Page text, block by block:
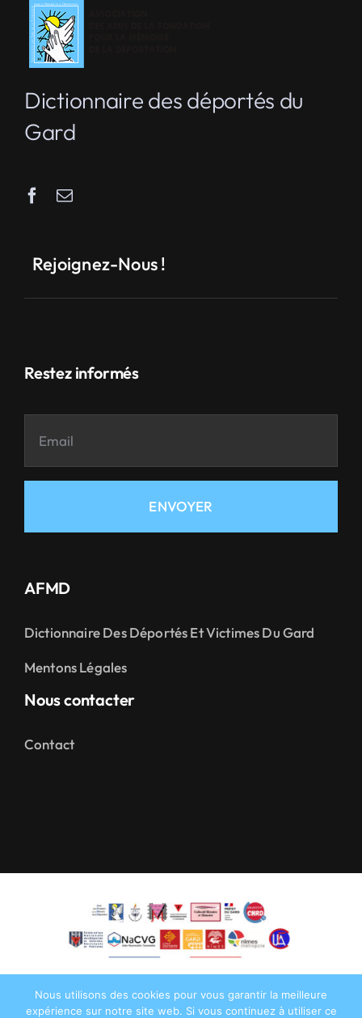
Dictionnaire des déportés du
Gard
Rejoignez-Nous !
Restez informés
ENVOYER
AFMD
Dictionnaire Des Déportés Et Victimes Du Gard
Mentons Légales
Nous contacter
Contact
Nous utilisons des cookies pour vous garantir la meilleure
expérience sur notre site web. Si vous continuez à utiliser ce